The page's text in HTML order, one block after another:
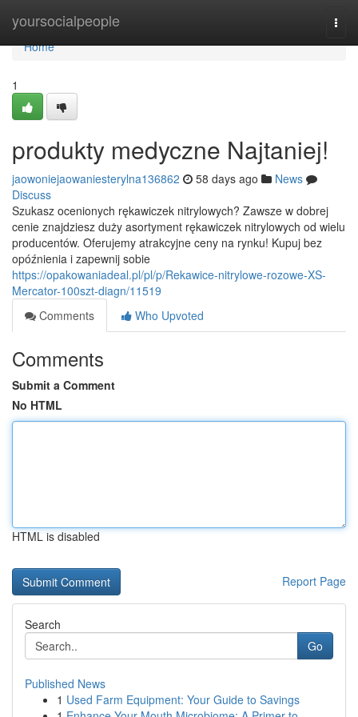
yoursocialpeople
Home
Home
1
produkty medyczne Najtaniej!
jaowoniejaowaniesterylna136862 58 days ago
News
Discuss
Szukasz ocenionych rękawiczek nitrylowych? Zawsze w dobrej
cenie znajdziesz duży asortyment rękawiczek nitrylowych od wielu
producentów. Oferujemy atrakcyjne ceny na rynku! Kupuj bez
opóźnienia i zapewnij sobie
https://opakowaniadeal.pl/pl/p/Rekawice-nitrylowe-rozowe-XS-
Mercator-100szt-diagn/11519
Comments
Who Upvoted
Comments
Submit a Comment
No HTML
HTML is disabled
Report Page
Search
Go
Published News
1 Used Farm Equipment: Your Guide to Savings